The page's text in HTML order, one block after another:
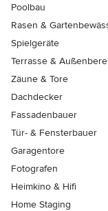
Poolbau
Rasen &
Spielgeräte
Terrasse &
Zäune & Tore
Dachdecker
Fassadenbauer
Tür- & Fensterbauer
Garagentore
Fotografen
Heimkino & Hifi
Home Staging